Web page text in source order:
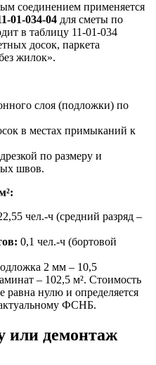
соединением применяется
01-034-04 для сметы по
в таблицу 11-01-034
досок, паркета
жилок».
слоя (подложки) по
в местах примыканий к
по размеру и
швов.
чел.-ч (средний разряд –
0,1 чел.-ч (бортовой
2 мм – 10,5
– 102,5 м². Стоимость
равна нулю и определяется
ФСНБ.
или демонтаж